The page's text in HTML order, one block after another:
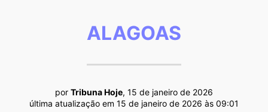
ALAGOAS
por Tribuna Hoje, 15 de janeiro de 2026
última atualização em 15 de janeiro de 2026 às 09:01